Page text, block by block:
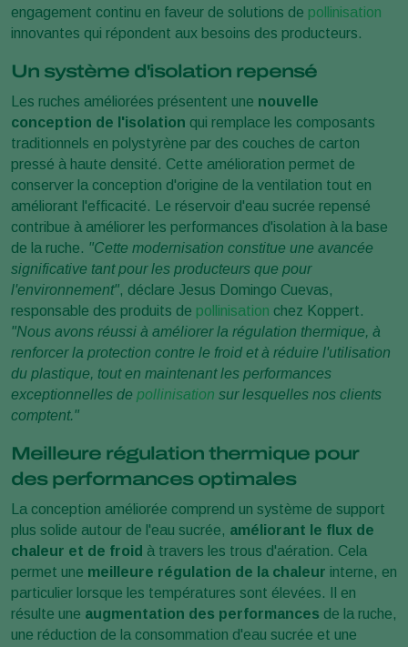
engagement continu en faveur de solutions de pollinisation
innovantes qui répondent aux besoins des producteurs.
Un système d'isolation repensé
Les ruches améliorées présentent une nouvelle
conception de l'isolation qui remplace les composants
traditionnels en polystyrène par des couches de carton
pressé à haute densité. Cette amélioration permet de
conserver la conception d'origine de la ventilation tout en
améliorant l'efficacité. Le réservoir d'eau sucrée repensé
contribue à améliorer les performances d'isolation à la base
de la ruche. "Cette modernisation constitue une avancée
significative tant pour les producteurs que pour
l'environnement", déclare Jesus Domingo Cuevas,
responsable des produits de pollinisation chez Koppert.
"Nous avons réussi à améliorer la régulation thermique, à
renforcer la protection contre le froid et à réduire l'utilisation
du plastique, tout en maintenant les performances
exceptionnelles de pollinisation sur lesquelles nos clients
comptent."
Meilleure régulation thermique pour
des performances optimales
La conception améliorée comprend un système de support
plus solide autour de l'eau sucrée, améliorant le flux de
chaleur et de froid à travers les trous d'aération. Cela
permet une meilleure régulation de la chaleur interne, en
particulier lorsque les températures sont élevées. Il en
résulte une augmentation des performances de la ruche,
une réduction de la consommation d'eau sucrée et une